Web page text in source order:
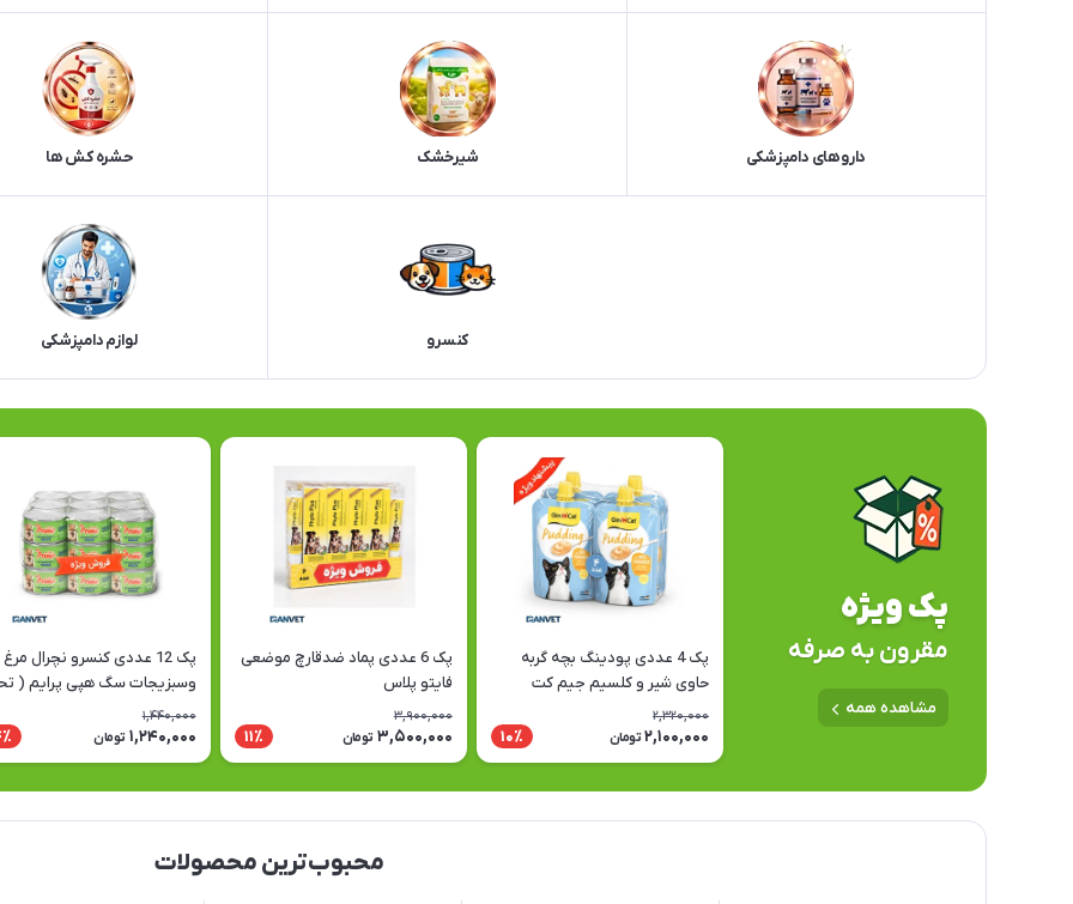
داروهای دامپزشکی شیرخشک حشره کش ها
کنسرو لوازم دامپزشکی
پک ویژه
مقرون به صرفه
مشاهده همه
پک 4 عددی پودینگ بچه گربه
حاوی شیر و کلسیم جیم کت
2,320,000
2,100,000 تومان 10٪
پک 6 عددی پماد ضدقارچ موضعی
فایتو پلاس
3,900,000
3,500,000 تومان 11٪
پک 12 عددی کنسرو نچرال مرغ
وسبزیجات سگ هپی پرایم (
1,440,000
1,240,000 تومان
محبوب‌ترین محصولات